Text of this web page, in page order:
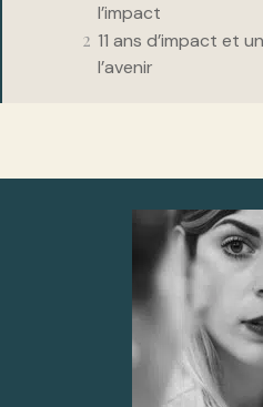
l’impact
11 ans d’impact et
l’avenir